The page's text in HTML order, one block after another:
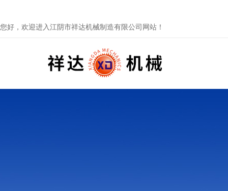
您好，欢迎进入江阴市祥达机械制造有限公司网站！